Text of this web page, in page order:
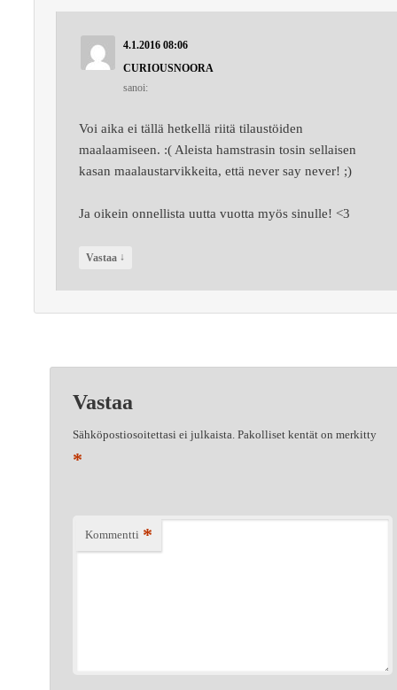
4.1.2016 08:06
CURIOUSNOORA
sanoi:
Voi aika ei tällä hetkellä riitä tilaustöiden
maalaamiseen. :( Aleista hamstrasin tosin sellaisen
kasan maalaustarvikkeita, että never say never! ;)
Ja oikein onnellista uutta vuotta myös sinulle! <3
Vastaa ↓
Vastaa
Sähköpostiosoitettasi ei julkaista. Pakolliset kentät on merkitty
*
Kommentti *